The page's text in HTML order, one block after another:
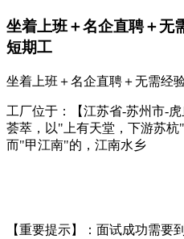
坐着上班＋名企直聘＋无
短期工
坐着上班＋名企直聘＋无需经
工厂位于：【江苏省-苏州市-
荟萃，以"上有天堂，下游苏
而"甲江南"的，江南水乡
【重要提示】：面试成功需要